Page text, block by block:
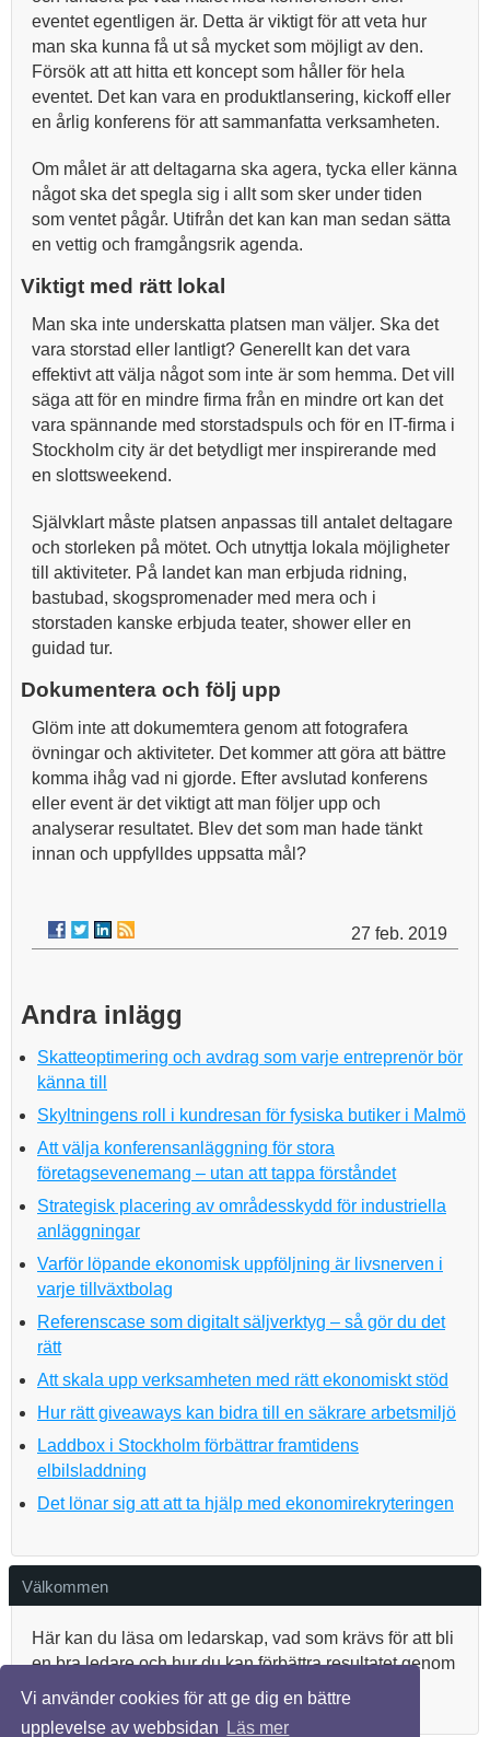
Vi använder cookies för att ge dig en bättre
upplevelse av webbsidan
Läs mer
eventet egentligen är. Detta är viktigt för att veta hur
man ska kunna få ut så mycket som möjligt av den.
Försök att att hitta ett koncept som håller för hela
eventet. Det kan vara en produktlansering, kickoff eller
en årlig konferens för att sammanfatta verksamheten.
Om målet är att deltagarna ska agera, tycka eller känna
något ska det spegla sig i allt som sker under tiden
som ventet pågår. Utifrån det kan kan man sedan sätta
en vettig och framgångsrik agenda.
Viktigt med rätt lokal
Man ska inte underskatta platsen man väljer. Ska det
vara storstad eller lantligt? Generellt kan det vara
effektivt att välja något som inte är som hemma. Det vill
säga att för en mindre firma från en mindre ort kan det
vara spännande med storstadspuls och för en IT-firma i
Stockholm city är det betydligt mer inspirerande med
en slottsweekend.
Självklart måste platsen anpassas till antalet deltagare
och storleken på mötet. Och utnyttja lokala möjligheter
till aktiviteter. På landet kan man erbjuda ridning,
bastubad, skogspromenader med mera och i
storstaden kanske erbjuda teater, shower eller en
guidad tur.
Dokumentera och följ upp
Glöm inte att dokumemtera genom att fotografera
övningar och aktiviteter. Det kommer att göra att bättre
komma ihåg vad ni gjorde. Efter avslutad konferens
eller event är det viktigt att man följer upp och
analyserar resultatet. Blev det som man hade tänkt
innan och uppfylldes uppsatta mål?
27 feb. 2019
Andra inlägg
Skatteoptimering och avdrag som varje entreprenör bör
känna till
Skyltningens roll i kundresan för fysiska butiker i Malmö
Att välja konferensanläggning för stora
företagsevenemang – utan att tappa förståndet
Strategisk placering av områdesskydd för industriella
anläggningar
Varför löpande ekonomisk uppföljning är livsnerven i
varje tillväxtbolag
Referenscase som digitalt säljverktyg – så gör du det
rätt
Att skala upp verksamheten med rätt ekonomiskt stöd
Hur rätt giveaways kan bidra till en säkrare arbetsmiljö
Laddbox i Stockholm förbättrar framtidens
elbilsladdning
Det lönar sig att att ta hjälp med ekonomirekryteringen
Välkommen
Här kan du läsa om ledarskap, vad som krävs för att bli
en bra ledare och hur du kan förbättra resultatet genom
teambuilding.